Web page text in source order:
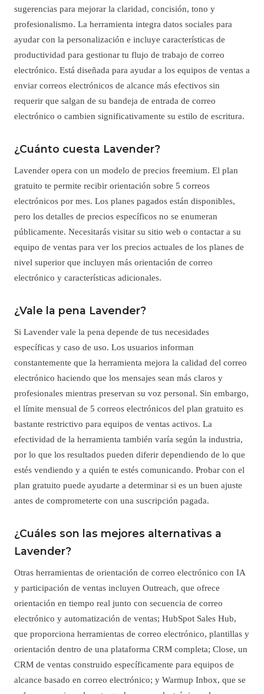
sugerencias para mejorar la claridad, concisión, tono y
profesionalismo. La herramienta integra datos sociales para
ayudar con la personalización e incluye características de
productividad para gestionar tu flujo de trabajo de correo
electrónico. Está diseñada para ayudar a los equipos de ventas a
enviar correos electrónicos de alcance más efectivos sin
requerir que salgan de su bandeja de entrada de correo
electrónico o cambien significativamente su estilo de escritura.
¿Cuánto cuesta Lavender?
Lavender opera con un modelo de precios freemium. El plan
gratuito te permite recibir orientación sobre 5 correos
electrónicos por mes. Los planes pagados están disponibles,
pero los detalles de precios específicos no se enumeran
públicamente. Necesitarás visitar su sitio web o contactar a su
equipo de ventas para ver los precios actuales de los planes de
nivel superior que incluyen más orientación de correo
electrónico y características adicionales.
¿Vale la pena Lavender?
Si Lavender vale la pena depende de tus necesidades
específicas y caso de uso. Los usuarios informan
constantemente que la herramienta mejora la calidad del correo
electrónico haciendo que los mensajes sean más claros y
profesionales mientras preservan su voz personal. Sin embargo,
el límite mensual de 5 correos electrónicos del plan gratuito es
bastante restrictivo para equipos de ventas activos. La
efectividad de la herramienta también varía según la industria,
por lo que los resultados pueden diferir dependiendo de lo que
estés vendiendo y a quién te estés comunicando. Probar con el
plan gratuito puede ayudarte a determinar si es un buen ajuste
antes de comprometerte con una suscripción pagada.
¿Cuáles son las mejores alternativas a
Lavender?
Otras herramientas de orientación de correo electrónico con IA
y participación de ventas incluyen Outreach, que ofrece
orientación en tiempo real junto con secuencia de correo
electrónico y automatización de ventas; HubSpot Sales Hub,
que proporciona herramientas de correo electrónico, plantillas y
orientación dentro de una plataforma CRM completa; Close, un
CRM de ventas construido específicamente para equipos de
alcance basado en correo electrónico; y Warmup Inbox, que se